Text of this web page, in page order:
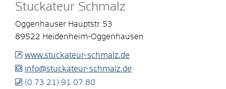
Stuckateur Schmalz
Oggenhauser Hauptstr. 53
89522 Heidenheim-Oggenhausen
www.stuckateur-schmalz.de
info@stuckateur-schmalz.de
(0 73 21) 91 07 80